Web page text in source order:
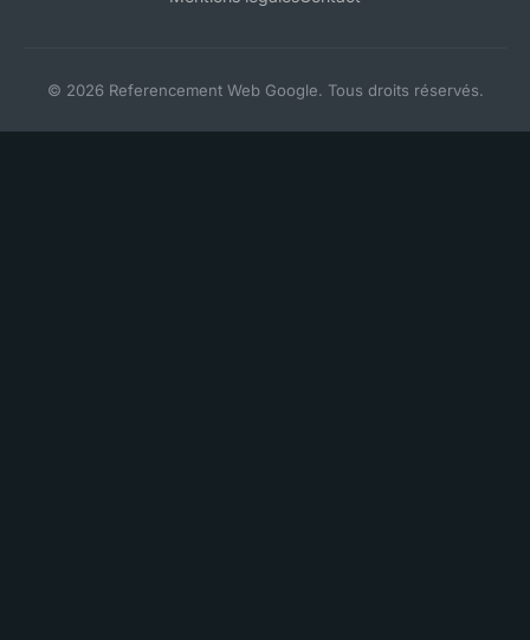
© 2026 Referencement Web Google. Tous droits réservés.